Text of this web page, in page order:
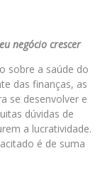
negócio crescer
sobre a saúde do
das finanças, as
se desenvolver e
dúvidas de
a lucratividade.
é de suma